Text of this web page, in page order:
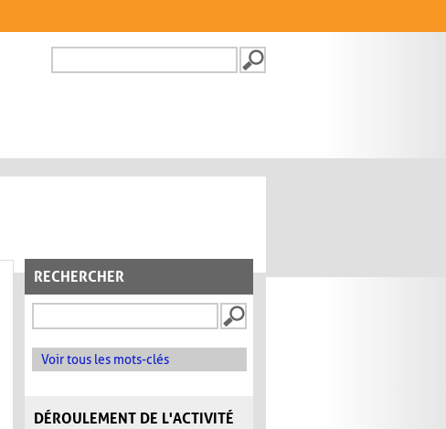
FORMULAIRE DE
RECHERCHER
Voir tous les mots-clés
DÉROULEMENT DE L'ACTIVITÉ